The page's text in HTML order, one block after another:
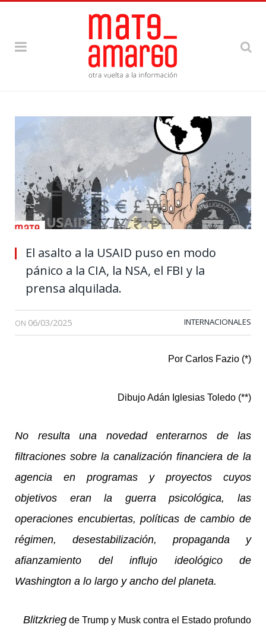
El asalto a la USAID puso en modo
pánico a la CIA, la NSA, el FBI y la
prensa alquilada.
ON 06/03/2025 INTERNACIONALES
Por Carlos Fazio (*)
Dibujo Adán Iglesias Toledo (**)
No resulta una novedad enterarnos de las
filtraciones sobre la canalización financiera de la
agencia en programas y proyectos cuyos
objetivos eran la guerra psicológica, las
operaciones encubiertas, políticas de cambio de
régimen, desestabilización, propaganda y
afianzamiento del influjo ideológico de
Washington a lo largo y ancho del planeta.
Blitzkrieg de Trump y Musk contra el Estado profundo